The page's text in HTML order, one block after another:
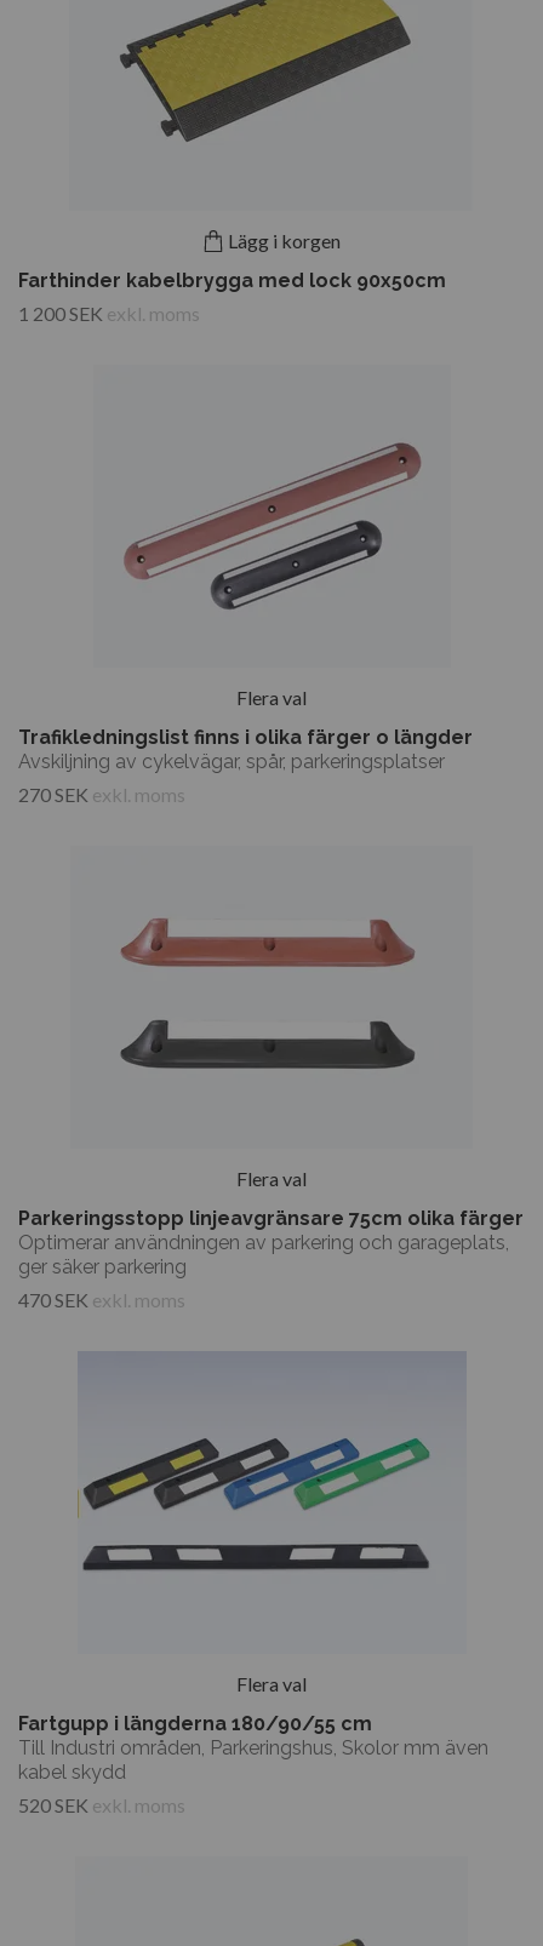
Lägg i korgen
Farthinder kabelbrygga med lock 90x50cm
1 200 SEK exkl. moms
Flera val
Trafikledningslist finns i olika färger o längder
Avskiljning av cykelvägar, spår, parkeringsplatser
270 SEK exkl. moms
Flera val
Parkeringsstopp linjeavgränsare 75cm olika färger
Optimerar användningen av parkering och garageplats,
ger säker parkering
470 SEK exkl. moms
Flera val
Fartgupp i längderna 180/90/55 cm
Till Industri områden, Parkeringshus, Skolor mm även
kabel skydd
520 SEK exkl. moms